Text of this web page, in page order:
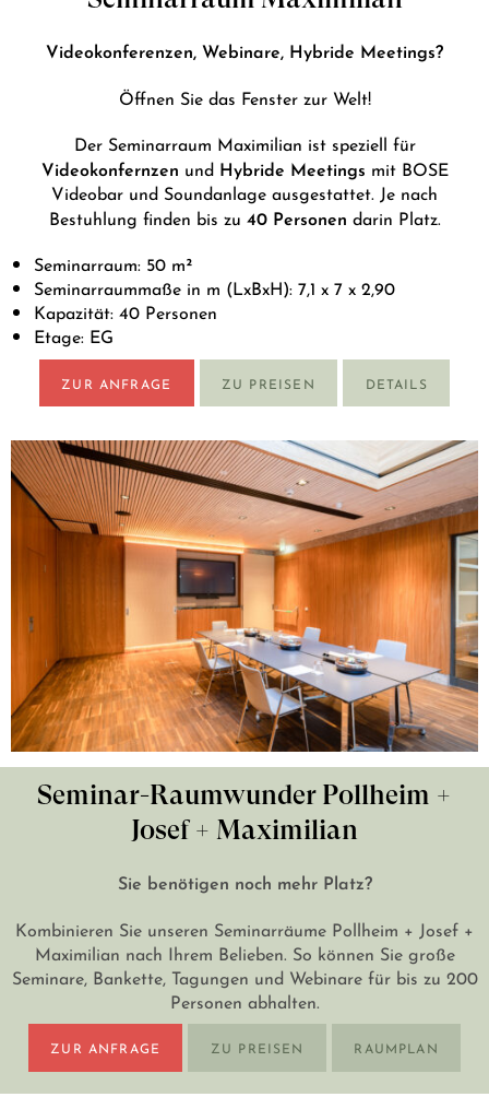
Videokonferenzen, Webinare, Hybride Meetings?
Öffnen Sie das Fenster zur Welt!
Der Seminarraum Maximilian ist speziell für
Videokonfernzen und Hybride Meetings mit BOSE
Videobar und Soundanlage ausgestattet. Je nach
Bestuhlung finden bis zu 40 Personen darin Platz.
Seminarraum: 50 m²
Seminarraummaße in m (LxBxH): 7,1 x 7 x 2,90
Kapazität: 40 Personen
Etage: EG
ZUR ANFRAGE ZU PREISEN DETAILS
Seminar-Raumwunder Pollheim +
Josef + Maximilian
Sie benötigen noch mehr Platz?
Kombinieren Sie unseren Seminarräume Pollheim + Josef +
Maximilian nach Ihrem Belieben. So können Sie große
Seminare, Bankette, Tagungen und Webinare für bis zu 200
Personen abhalten.
ZUR ANFRAGE ZU PREISEN RAUMPLAN